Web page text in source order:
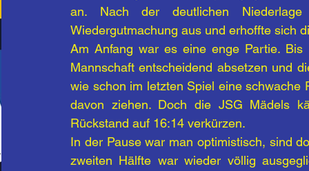
an. Nach der deutlichen
Wiedergutmachung aus und erhoffte sich
Am Anfang war es eine enge Partie.
Mannschaft entscheidend absetzen und
wie schon im letzten Spiel eine
davon ziehen. Doch die JSG Mädels
Rückstand auf 16:14 verkürzen.
In der Pause war man optimistisch, sind
zweiten Hälfte war wieder völlig